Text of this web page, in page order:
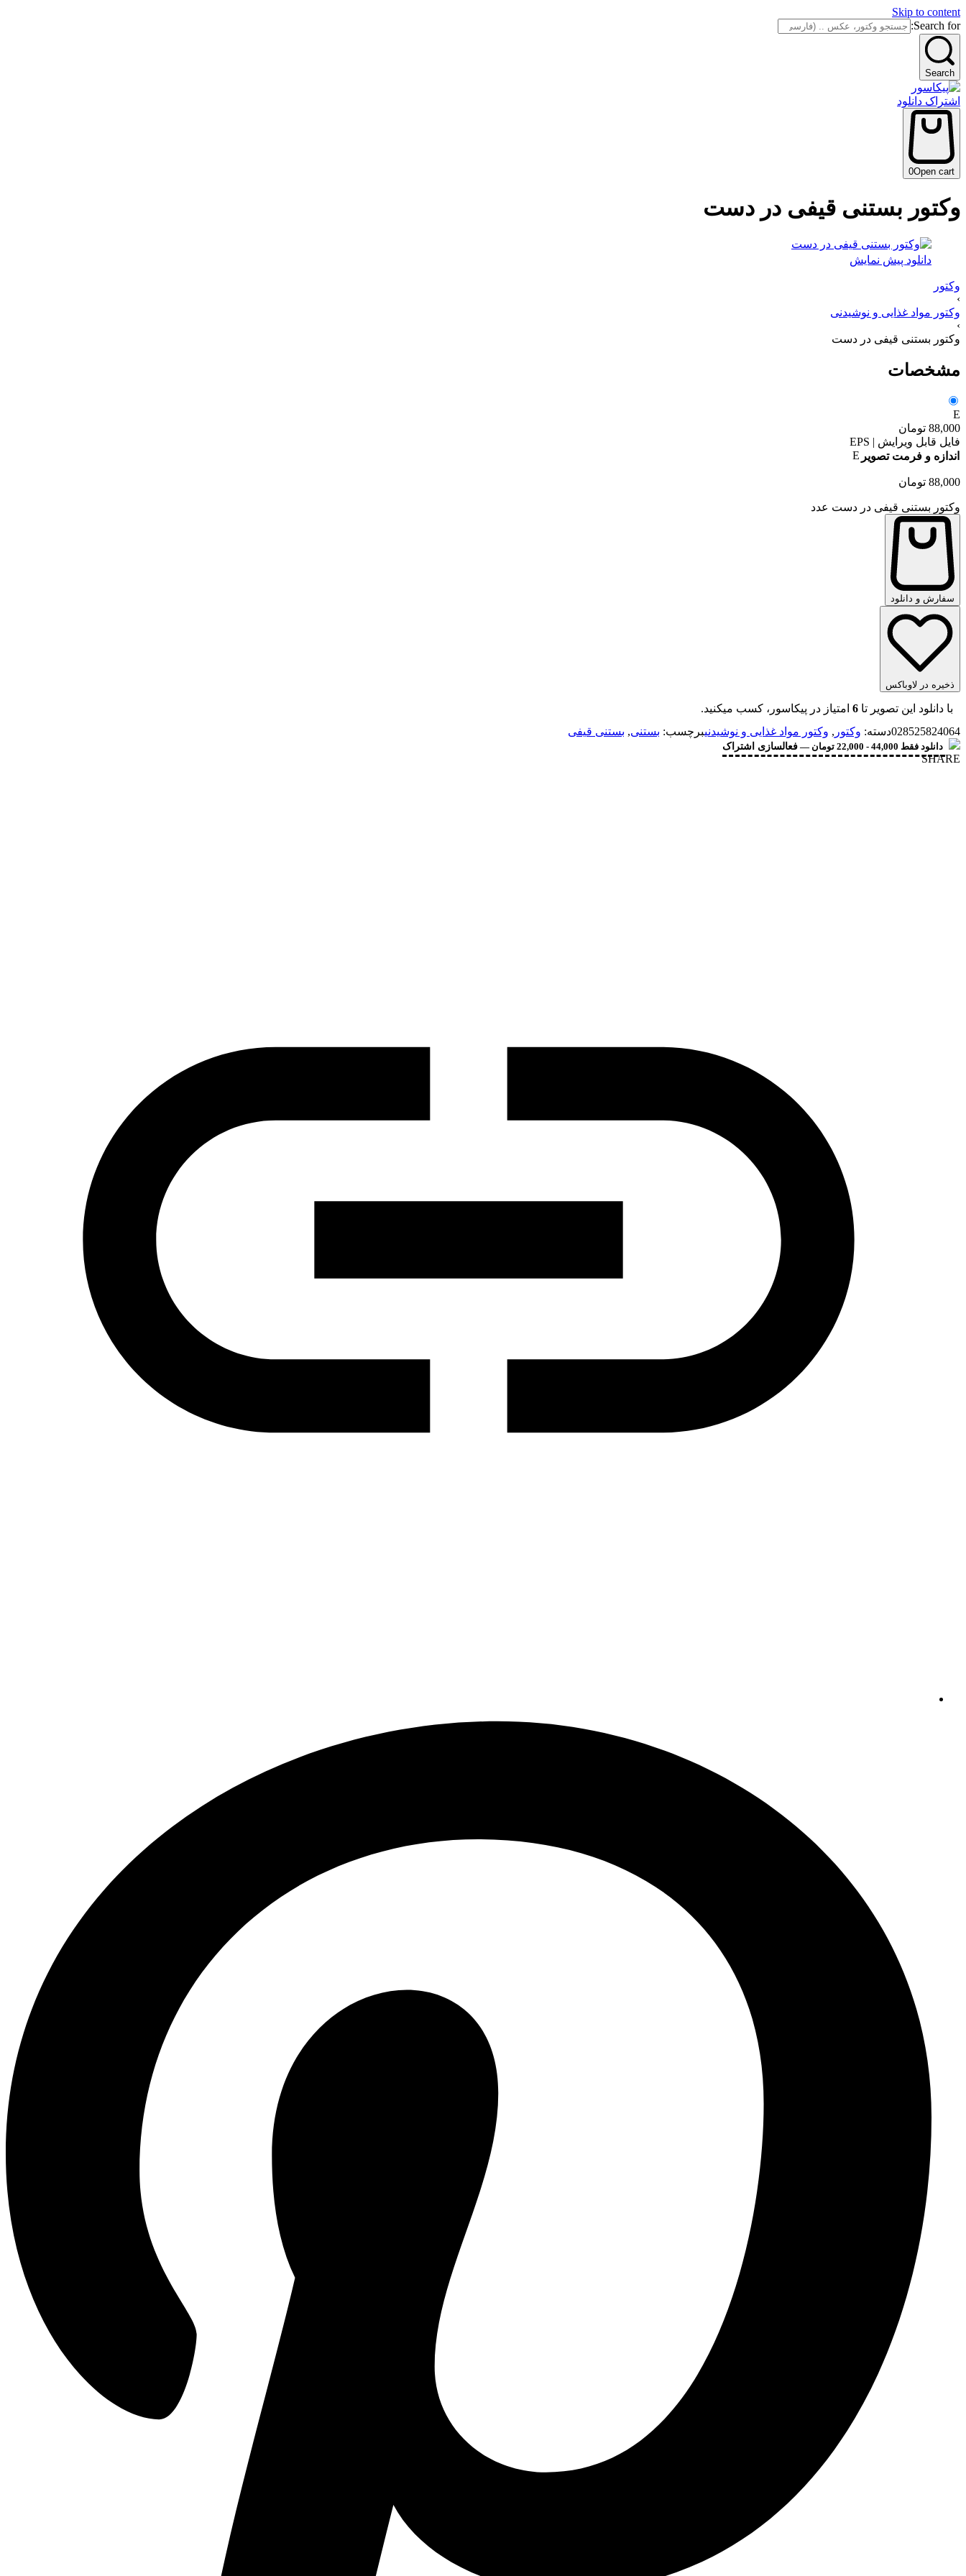
Skip to content
Search for:
Search
اشتراک دانلود
0Open cart
وکتور بستنی قیفی در دست
دانلود پیش نمایش
وکتور
›
وکتور مواد غذایی و نوشیدنی
›
وکتور بستنی قیفی در دست
مشخصات
E
88,000 تومان
فایل قابل ویرایش | EPS
اندازه و فرمت تصویر E
88,000 تومان
وکتور بستنی قیفی در دست عدد
سفارش و دانلود
ذخیره در لاوباکس
با دانلود این تصویر تا 6 امتیاز در پیکاسور، کسب میکنید.
028525824064دسته: وکتور , وکتور مواد غذایی و نوشیدنیبرچسب: بستنی, بستنی قیفی
دانلود فقط 44,000 - 22,000 تومان — فعالسازی اشتراک
SHARE